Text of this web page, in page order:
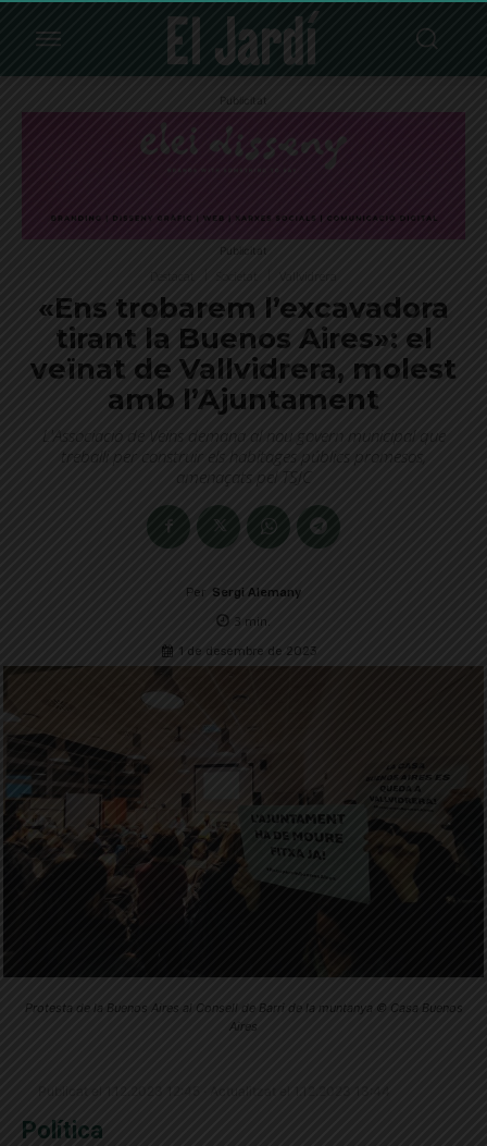
Publicitat
Publicitat
«Ens trobarem l’excavadora
tirant la Buenos Aires»: el
veïnat de Vallvidrera, molest
amb l’Ajuntament
L'Associació de Veïns demana al nou govern municipal que
treballi per construir els habitages públics promesos,
amenaçats pel TSJC
Per Sergi Alemany
3 min.
1 de desembre de 2023
Protesta de la Buenos Aires al Consell de Barri de la muntanya © Casa Buenos
Aires
Política